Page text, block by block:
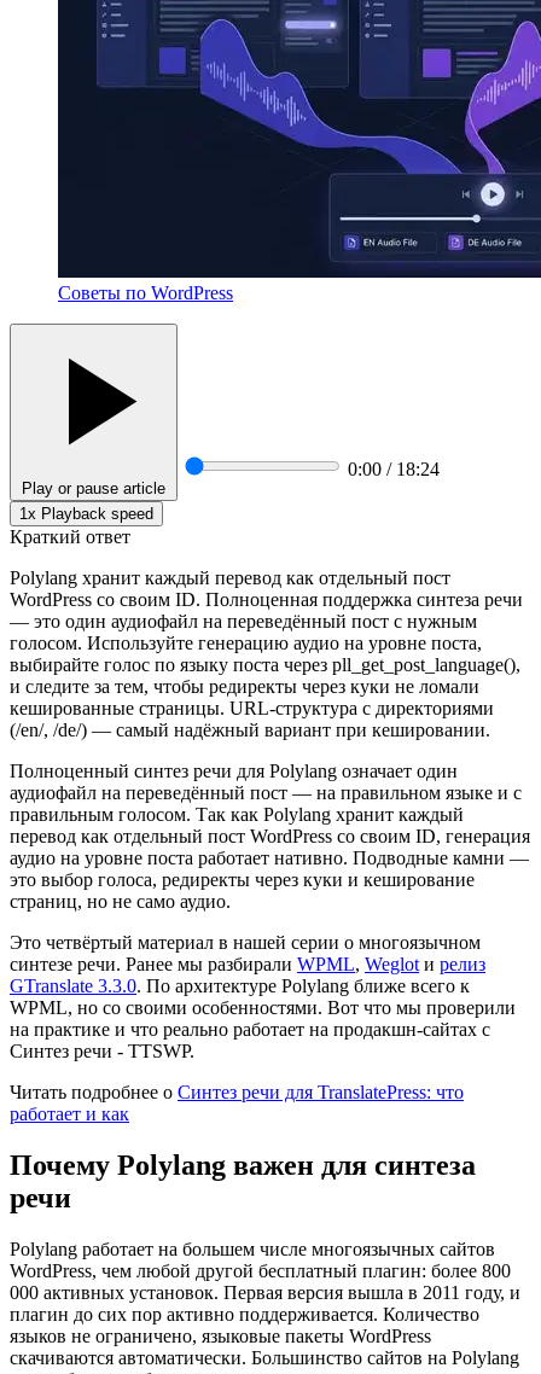
Советы по WordPress
Play or pause article
0:00 / 18:24
1x Playback speed
Краткий ответ
Polylang хранит каждый перевод как отдельный пост
WordPress со своим ID. Полноценная поддержка синтеза речи
— это один аудиофайл на переведённый пост с нужным
голосом. Используйте генерацию аудио на уровне поста,
выбирайте голос по языку поста через pll_get_post_language(),
и следите за тем, чтобы редиректы через куки не ломали
кешированные страницы. URL-структура с директориями
(/en/, /de/) — самый надёжный вариант при кешировании.
Полноценный синтез речи для Polylang означает один
аудиофайл на переведённый пост — на правильном языке и с
правильным голосом. Так как Polylang хранит каждый
перевод как отдельный пост WordPress со своим ID, генерация
аудио на уровне поста работает нативно. Подводные камни —
это выбор голоса, редиректы через куки и кеширование
страниц, но не само аудио.
Это четвёртый материал в нашей серии о многоязычном
синтезе речи. Ранее мы разбирали WPML, Weglot и релиз
GTranslate 3.3.0. По архитектуре Polylang ближе всего к
WPML, но со своими особенностями. Вот что мы проверили
на практике и что реально работает на продакшн-сайтах с
Синтез речи - TTSWP.
Читать подробнее о Синтез речи для TranslatePress: что
работает и как
Почему Polylang важен для синтеза
речи
Polylang работает на большем числе многоязычных сайтов
WordPress, чем любой другой бесплатный плагин: более 800
000 активных установок. Первая версия вышла в 2011 году, и
плагин до сих пор активно поддерживается. Количество
языков не ограничено, языковые пакеты WordPress
скачиваются автоматически. Большинство сайтов на Polylang